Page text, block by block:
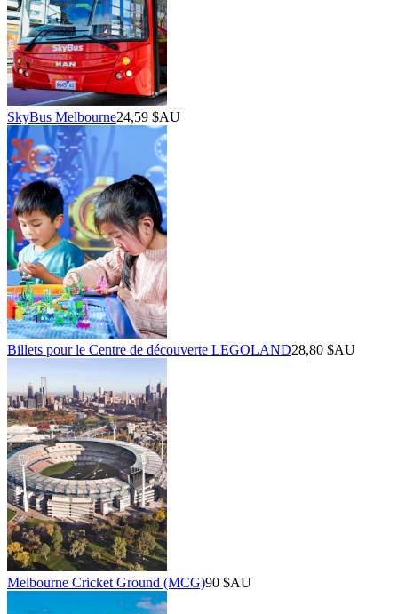
SkyBus Melbourne24,59 $AU
Billets pour le Centre de découverte LEGOLAND28,80 $AU
Melbourne Cricket Ground (MCG)90 $AU